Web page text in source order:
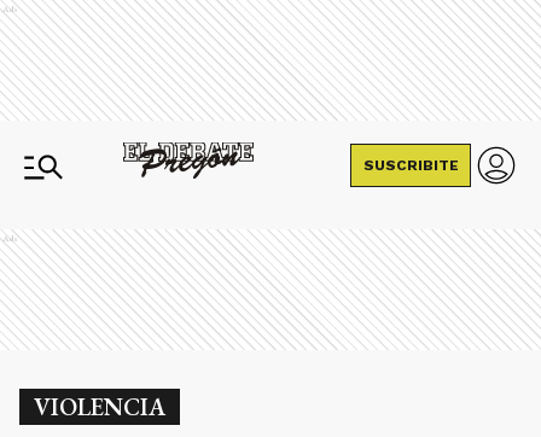
Ads
SUSCRIBITE
Ads
VIOLENCIA